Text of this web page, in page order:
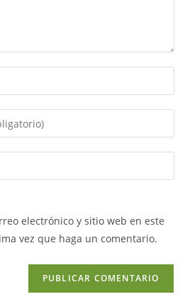
electrónico y sitio web en este
vez que haga un comentario.